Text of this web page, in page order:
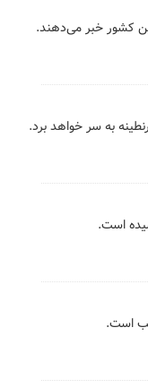
کشور خبر می‌دهند.
به سر خواهد برد.
است.
است.